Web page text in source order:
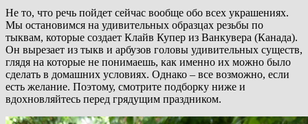
Не то, что речь пойдет сейчас вообще обо всех украшениях.
Мы остановимся на удивительных образцах резьбы по
тыквам, которые создает Клайв Купер из Ванкувера (Канада).
Он вырезает из тыкв и арбузов головы удивительных существ,
глядя на которые не понимаешь, как именно их можно было
сделать в домашних условиях. Однако – все возможно, если
есть желание. Поэтому, смотрите подборку ниже и
вдохновляйтесь перед грядущим праздником.